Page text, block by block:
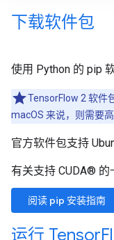
下载软件包
使用 Python 的 pip
TensorFlow 2 软件
macOS 来说，则需要
官方软件包支持
有关支持 CUDA® 的
阅读 pip 安装指南
运行 Tensor